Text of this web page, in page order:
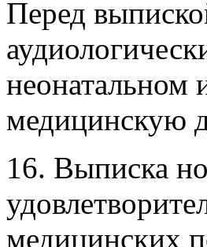
Перед
неонатальном
медицинскую
16. Выписка
медицинских